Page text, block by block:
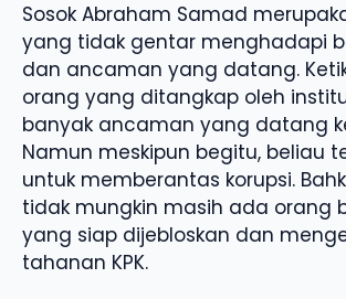
Sosok Abraham Samad
yang tidak gentar menghadapi
dan ancaman yang datang.
orang yang ditangkap oleh
banyak ancaman yang datang
Namun meskipun begitu, beliau
untuk memberantas korupsi.
tidak mungkin masih ada orang
yang siap dijebloskan dan
tahanan KPK.